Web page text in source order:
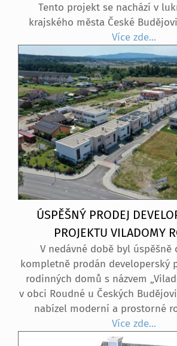
Tento projekt se nachází v
krajského města České
v rezidenční oblasti Rezidence
v zeleni. Tento projekt konkrétně
řadové domy o velikosti 3+kk,
zahradou a venkovním
Více zde...
ÚSPĚŠNÝ PRODEJ
PROJEKTU VILADOMY
V nedávné době byl úspěšně
kompletně prodán developerský
rodinných domů s názvem
v obci Roudné u Českých
nabízel moderní a prostorné
o dispozici 5+kk s obytnou
dům byl vybaven oplocenou
Více zde...